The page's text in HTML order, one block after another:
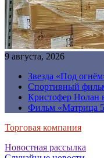
9 августа, 2026
Звезда «Под
Спортивный
Кристофер Нолан
Фильм «Матрица
Торговая компания
Новостная рассылка